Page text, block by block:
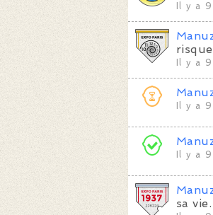
Il y a
Il y a
Il y a
Il y a
sa vie.